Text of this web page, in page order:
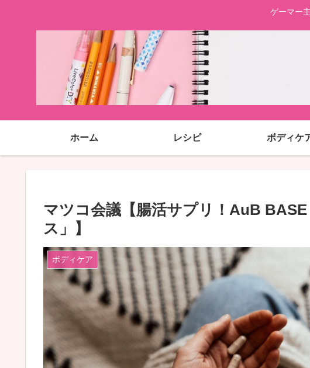
ゲーマー
ホーム レシピ ボディケ
マツコ会議【腸活サプリ！AuB
ス」】
ボディケア